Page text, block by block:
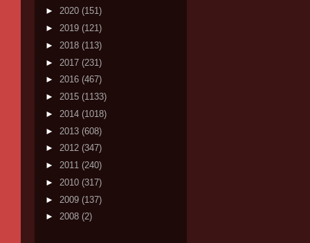
► 2020 (151)
► 2019 (121)
► 2018 (113)
► 2017 (231)
► 2016 (467)
► 2015 (1133)
► 2014 (1018)
► 2013 (608)
► 2012 (347)
► 2011 (240)
► 2010 (317)
► 2009 (137)
► 2008 (2)